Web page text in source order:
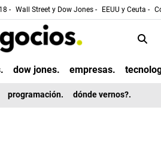
- Wall Street y Dow Jones - EEUU y Ceuta -
dow jones. empresas.
programación. dónde vernos?.